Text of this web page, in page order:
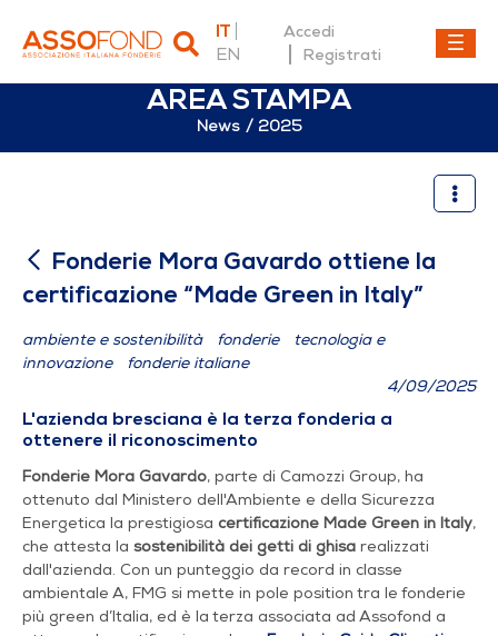
IT
EN
Accedi
Registrati
AREA STAMPA
News 2025
Fonderie Mora Gavardo
Fonderie Mora Gavardo ottiene la
certificazione “Made Green in Italy”
ambiente e sostenibilità fonderie
tecnologia e
innovazione
fonderie italiane
4/09/2025
L'azienda bresciana è la terza fonderia a
ottenere il riconoscimento
Fonderie Mora Gavardo, parte di Camozzi Group, ha
ottenuto dal Ministero dell'Ambiente e della Sicurezza
Energetica la prestigiosa certificazione Made Green in Italy,
che attesta la sostenibilità dei getti di ghisa realizzati
dall'azienda. Con un punteggio da record in classe
ambientale A, FMG si mette in pole position tra le fonderie
più green d’Italia, ed è la terza associata ad Assofond a